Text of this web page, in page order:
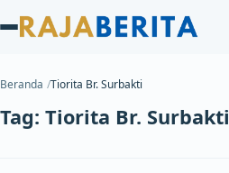
Beranda Tiorita Br. Surbakti
Tag: Tiorita Br. Surbakti